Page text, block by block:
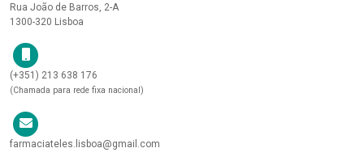
Rua João de Barros, 2-A
1300-320 Lisboa
(+351) 213 638 176
(Chamada para rede fixa nacional)
farmaciateles.lisboa@gmail.com